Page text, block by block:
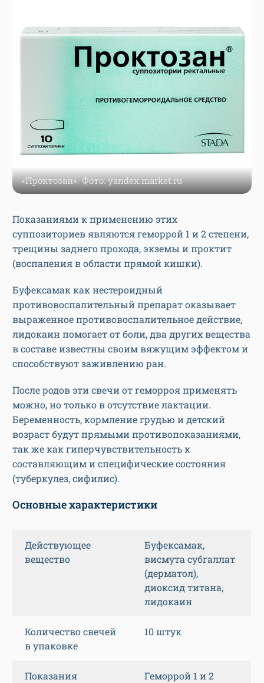
«Проктозан». Фото: yandex.market.ru
Показаниями к применению этих
суппозиториев являются геморрой 1 и 2 степени,
трещины заднего прохода, экземы и проктит
(воспаления в области прямой кишки).
Буфексамак как нестероидный
противовоспалительный препарат оказывает
выраженное противовоспалительное действие,
лидокаин помогает от боли, два других вещества
в составе известны своим вяжущим эффектом и
способствуют заживлению ран.
После родов эти свечи от геморроя применять
можно, но только в отсутствие лактации.
Беременность, кормление грудью и детский
возраст будут прямыми противопоказаниями,
так же как гиперчувствительность к
составляющим и специфические состояния
(туберкулез, сифилис).
Основные характеристики
Действующее
вещество
Буфексамак,
висмута субгаллат
(дерматол),
диоксид титана,
лидокаин
Количество свечей
в упаковке
10 штук
Показания
Геморрой 1 и 2